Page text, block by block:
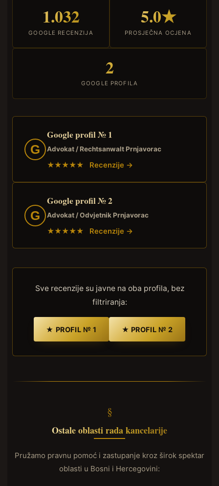
1.032
GOOGLE RECENZIJA
5.0★
PROSJEČNA OCJENA
2
GOOGLE PROFILA
G
Google profil № 1
Advokat / Rechtsanwalt Prnjavorac
★★★★★ Recenzije →
G
Google profil № 2
Advokat / Odvjetnik Prnjavorac
★★★★★ Recenzije →
Sve recenzije su javne na oba profila, bez
filtriranja:
★ PROFIL № 1 ★ PROFIL № 2
Ostale oblasti rada kancelarije
Pružamo pravnu pomoć i zastupanje kroz širok spektar
oblasti u Bosni i Hercegovini: